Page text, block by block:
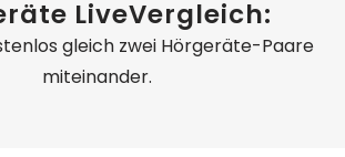
LiveVergleich:
gleich zwei Hörgeräte-Paare
miteinander.